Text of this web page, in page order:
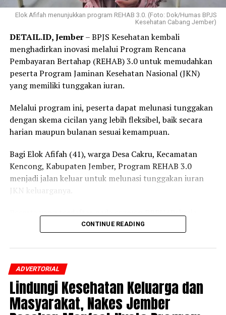
Elok Afifah menunjukkan program REHAB 3.0. (Foto: Dok/Humas BPJS
Kesehatan Cabang Jember)
DETAIL.ID, Jember– BPJS Kesehatan kembali
menghadirkan inovasi melalui Program Rencana
Pembayaran Bertahap (REHAB) 3.0 untuk memudahkan
peserta Program Jaminan Kesehatan Nasional (JKN)
yang memiliki tunggakan iuran.
Melalui program ini, peserta dapat melunasi tunggakan
dengan skema cicilan yang lebih fleksibel, baik secara
harian maupun bulanan sesuai kemampuan.
Bagi Elok Afifah (41), warga Desa Cakru, Kecamatan
Kencong, Kabupaten Jember, Program REHAB 3.0
menjadi jalan keluar untuk melunasi tunggakan iuran
JKN keluarganya.
Bukan Penerima Upah) dan BP (Bukan Pekerja)
Pemerintah Daerah itu mengaku awalnya belum
mengetahui adanya program tersebut.
Setelah mendapatkan penjelasan dari petugas BPJS
Kesehatan mengenai skema cicilan dan prosedur
pendaftarannya, ia pun memutuskan mengikuti
Program REHAB 3.0.
CONTINUE READING
ADVERTORIAL
Lindungi Kesehatan Keluarga dan
Masyarakat, Nakes Jember